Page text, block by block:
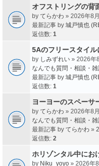
オフストリングの背
by てらかわ » 2026年8
最新記事 by 城戸慎也
返信数: 1
5Aのフリースタイ
by しみずれい » 2026年
なんでも質問・相談・雑
最新記事 by 城戸慎也
返信数: 1
ヨーヨーのスペーサ
by てらかわ » 2026年8
なんでも質問・相談・雑
最新記事 by てらかわ »
返信数: 2
ホリゾンタル中にお
by Niku_yoyo » 2026年